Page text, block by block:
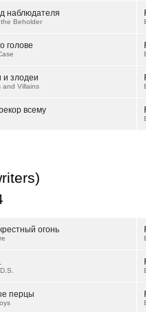
наблюдателя
Beholder
голове
и злодеи
and Villains
всему
огонь
перцы